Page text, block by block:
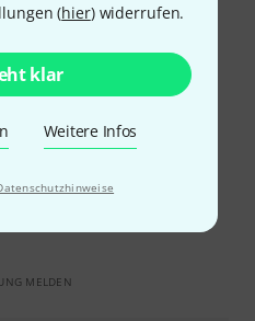
(hier) widerrufen.
klar
Weitere Infos
Die Strebe zum ausziehen
zufrieden mit dem Produkt!
MELDEN